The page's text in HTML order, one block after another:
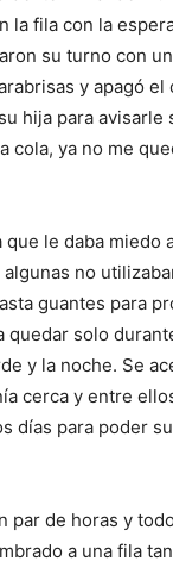
la fila con la
su turno con
y apagó el
hija para avisarle
cola, ya no me
le daba miedo
no
guantes para
quedar solo
y la noche. Se
cerca y entre
días para poder
par de horas y
a una fila